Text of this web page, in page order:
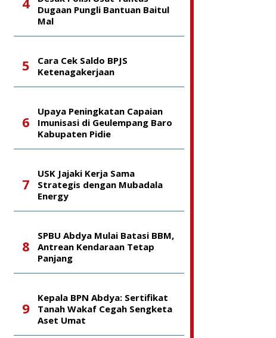
Dugaan Pungli Bantuan Baitul
Mal
Cara Cek Saldo BPJS
Ketenagakerjaan
Upaya Peningkatan Capaian
Imunisasi di Geulempang Baro
Kabupaten Pidie
USK Jajaki Kerja Sama
Strategis dengan Mubadala
Energy
SPBU Abdya Mulai Batasi BBM,
Antrean Kendaraan Tetap
Panjang
Kepala BPN Abdya: Sertifikat
Tanah Wakaf Cegah Sengketa
Aset Umat